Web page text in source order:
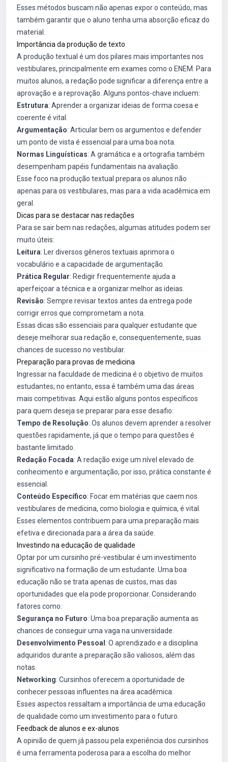
Esses métodos buscam não apenas expor o conteúdo, mas
também garantir que o aluno tenha uma absorção eficaz do
material.
Importância da produção de texto
A produção textual é um dos pilares mais importantes nos
vestibulares, principalmente em exames como o ENEM. Para
muitos alunos, a redação pode significar a diferença entre a
aprovação e a reprovação. Alguns pontos-chave incluem:
Estrutura: Aprender a organizar ideias de forma coesa e
coerente é vital.
Argumentação: Articular bem os argumentos e defender
um ponto de vista é essencial para uma boa nota.
Normas Linguísticas: A gramática e a ortografia também
desempenham papéis fundamentais na avaliação.
Esse foco na produção textual prepara os alunos não
apenas para os vestibulares, mas para a vida acadêmica em
geral.
Dicas para se destacar nas redações
Para se sair bem nas redações, algumas atitudes podem ser
muito úteis:
Leitura: Ler diversos gêneros textuais aprimora o
vocabulário e a capacidade de argumentação.
Prática Regular: Redigir frequentemente ajuda a
aperfeiçoar a técnica e a organizar melhor as ideias.
Revisão: Sempre revisar textos antes da entrega pode
corrigir erros que comprometam a nota.
Essas dicas são essenciais para qualquer estudante que
deseje melhorar sua redação e, consequentemente, suas
chances de sucesso no vestibular.
Preparação para provas de medicina
Ingressar na faculdade de medicina é o objetivo de muitos
estudantes; no entanto, essa é também uma das áreas
mais competitivas. Aqui estão alguns pontos específicos
para quem deseja se preparar para esse desafio:
Tempo de Resolução: Os alunos devem aprender a resolver
questões rapidamente, já que o tempo para questões é
bastante limitado.
Redação Focada: A redação exige um nível elevado de
conhecimento e argumentação, por isso, prática constante é
essencial.
Conteúdo Específico: Focar em matérias que caem nos
vestibulares de medicina, como biologia e química, é vital.
Esses elementos contribuem para uma preparação mais
efetiva e direcionada para a área da saúde.
Investindo na educação de qualidade
Optar por um cursinho pré-vestibular é um investimento
significativo na formação de um estudante. Uma boa
educação não se trata apenas de custos, mas das
oportunidades que ela pode proporcionar. Considerando
fatores como:
Segurança no Futuro: Uma boa preparação aumenta as
chances de conseguir uma vaga na universidade.
Desenvolvimento Pessoal : O aprendizado e a disciplina
adquiridos durante a preparação são valiosos, além das
notas.
Networking: Cursinhos oferecem a oportunidade de
conhecer pessoas influentes na área acadêmica.
Esses aspectos ressaltam a importância de uma educação
de qualidade como um investimento para o futuro.
Feedback de alunos e ex-alunos
A opinião de quem já passou pela experiência dos cursinhos
é uma ferramenta poderosa para a escolha do melhor